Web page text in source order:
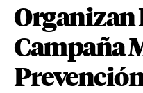
Organizan
Campaña